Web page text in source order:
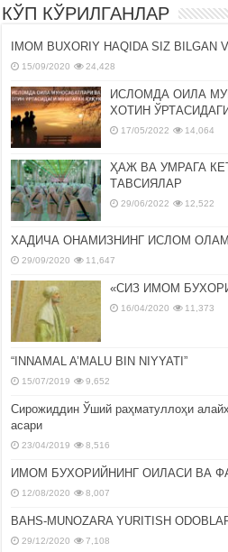
КЎП КЎРИЛГАНЛАР
IMOM BUXORIY HAQIDA SIZ BILGAN
15/09/2020 24,428
ИСЛОМДА ОИЛА
ХОТИН
17/05/2022 14,064
ҲАЖ ВА УМРАГА
ТАВСИЯЛАР
29/06/2022 12,522
ХАДИЧА ОНАМИЗНИНГ ИСЛОМ
29/09/2020 11,647
«СИЗ ИМОМ
16/04/2020 11,373
“INNAMAL A’MALU BIN NIYYATI”
15/07/2019 9,652
Сирожиддин Ўший раҳматуллоҳи
асари
23/04/2019 8,516
ИМОМ БУХОРИЙНИНГ ОИЛАСИ ВА
12/08/2020 8,007
BAHS-MUNOZARA YURITISH
29/12/2020 7,108